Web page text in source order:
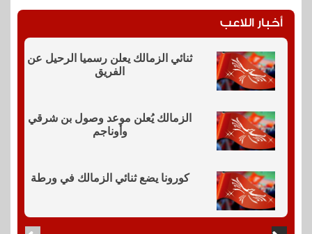
أخبار اللاعب
ثنائي الزمالك يعلن رسميا الرحيل عن
الفريق
الزمالك يُعلن موعد وصول بن شرقي
وأوناجم
كورونا يضع ثنائي الزمالك في ورطة